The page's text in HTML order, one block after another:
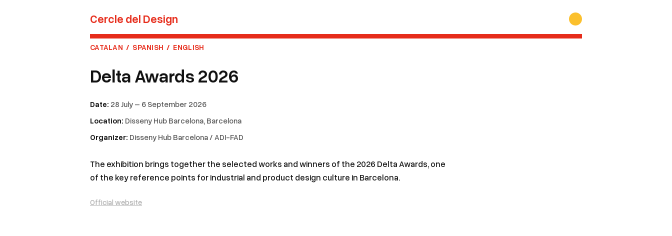
Cercle del Design
CATALAN / SPANISH / ENGLISH
Delta Awards 2026
Date: 28 July – 6 September 2026
Location: Disseny Hub Barcelona, Barcelona
Organizer: Disseny Hub Barcelona / ADI-FAD
The exhibition brings together the selected works and winners of the 2026 Delta Awards, one
of the key reference points for industrial and product design culture in Barcelona.
Official website